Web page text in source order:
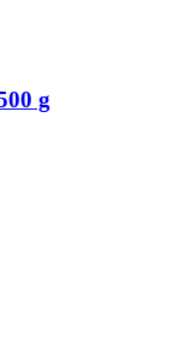
g